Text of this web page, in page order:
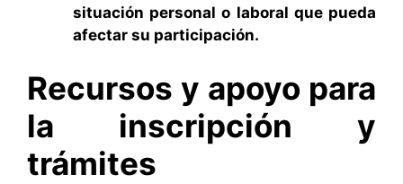
situación personal o laboral que pueda
afectar su participación.
Recursos y apoyo para
la inscripción y
trámites